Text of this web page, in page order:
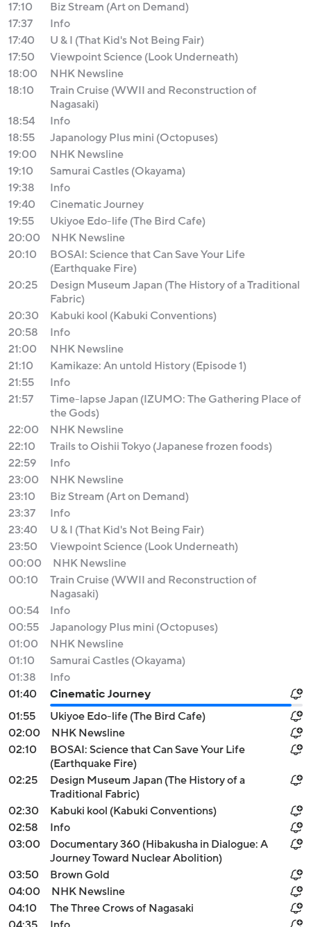
17:10
Biz Stream (Art on Demand)
17:37
Info
17:40
U & I (That Kid's Not Being Fair)
17:50
Viewpoint Science (Look Underneath)
18:00
NHK Newsline
18:10
Train Cruise (WWII and Reconstruction of
Nagasaki)
18:54
Info
18:55
Japanology Plus mini (Octopuses)
19:00
NHK Newsline
19:10
Samurai Castles (Okayama)
19:38
Info
19:40
Cinematic Journey
19:55
Ukiyoe Edo-life (The Bird Cafe)
20:00
NHK Newsline
20:10
BOSAI: Science that Can Save Your Life
(Earthquake Fire)
20:25
Design Museum Japan (The History of a Traditional
Fabric)
20:30
Kabuki kool (Kabuki Conventions)
20:58
Info
21:00
NHK Newsline
21:10
Kamikaze: An untold History (Episode 1)
21:55
Info
21:57
Time-lapse Japan (IZUMO: The Gathering Place of
the Gods)
22:00
NHK Newsline
22:10
Trails to Oishii Tokyo (Japanese frozen foods)
22:59
Info
23:00
NHK Newsline
23:10
Biz Stream (Art on Demand)
23:37
Info
23:40
U & I (That Kid's Not Being Fair)
23:50
Viewpoint Science (Look Underneath)
00:00
NHK Newsline
00:10
Train Cruise (WWII and Reconstruction of
Nagasaki)
00:54
Info
00:55
Japanology Plus mini (Octopuses)
01:00
NHK Newsline
01:10
Samurai Castles (Okayama)
01:38
Info
01:40
Cinematic Journey
01:55
Ukiyoe Edo-life (The Bird Cafe)
02:00
NHK Newsline
02:10
BOSAI: Science that Can Save Your Life
(Earthquake Fire)
02:25
Design Museum Japan (The History of a
Traditional Fabric)
02:30
Kabuki kool (Kabuki Conventions)
02:58
Info
03:00
Documentary 360 (Hibakusha in Dialogue: A
Journey Toward Nuclear Abolition)
03:50
Brown Gold
04:00
NHK Newsline
04:10
The Three Crows of Nagasaki